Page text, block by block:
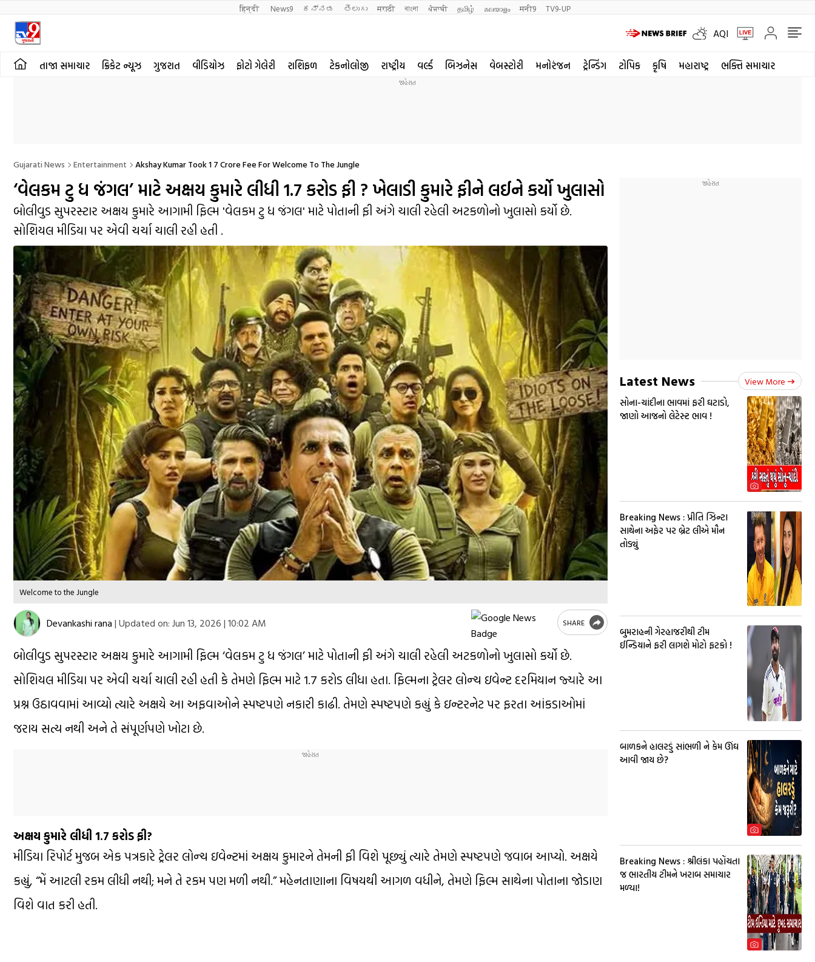
हिन्दी News9 ಕನ್ನಡ తెలుగు मराठी বাংলা ਪੰਜਾਬੀ தமிழ் മലയാളം मनी9 TV9-UP
AQI
તાજા સમાચાર ક્રિકેટ ન્યૂઝ ગુજરાત વીડિયોઝ ફોટો ગેલેરી રાશિફળ ટેકનોલોજી રાષ્ટ્રીય વર્લ્ડ બિઝનેસ વેબસ્ટોરી મનોરંજન ટ્રેન્ડિંગ ટોપિક કૃષિ મહારાષ્ટ્ર ભક્તિ સમાચાર
Gujarati News Entertainment Akshay Kumar Took 1 7 Crore Fee For Welcome To The Jungle
‘વેલકમ ટુ ધ જંગલ’ માટે અક્ષય કુમારે લીધી 1.7 કરોડ ફી ? ખેલાડી કુમારે ફીને લઈને કર્યો ખુલાસો
બોલીવુડ સુપરસ્ટાર અક્ષય કુમારે આગામી ફિલ્મ 'વેલકમ ટુ ધ જંગલ' માટે પોતાની ફી અંગે ચાલી રહેલી અટકળોનો ખુલાસો કર્યો છે.
સોશિયલ મીડિયા પર એવી ચર્ચા ચાલી રહી હતી .
Welcome to the Jungle
Devankashi rana | Updated on: Jun 13, 2026 | 10:02 AM SHARE
બોલીવુડ સુપરસ્ટાર અક્ષય કુમારે આગામી ફિલ્મ ‘વેલકમ ટુ ધ જંગલ’ માટે પોતાની ફી અંગે ચાલી રહેલી અટકળોનો ખુલાસો કર્યો છે.
સોશિયલ મીડિયા પર એવી ચર્ચા ચાલી રહી હતી કે તેમણે ફિલ્મ માટે ₹1.7 કરોડ લીધા હતા. ફિલ્મના ટ્રેલર લોન્ચ ઇવેન્ટ દરમિયાન જ્યારે આ
પ્રશ્ન ઉઠાવવામાં આવ્યો ત્યારે અક્ષયે આ અફવાઓને સ્પષ્ટપણે નકારી કાઢી. તેમણે સ્પષ્ટપણે કહ્યું કે ઇન્ટરનેટ પર ફરતા આંકડાઓમાં
જરાય સત્ય નથી અને તે સંપૂર્ણપણે ખોટા છે.
અક્ષય કુમારે લીધી 1.7 કરોડ ફી?
મીડિયા રિપોર્ટ મુજબ એક પત્રકારે ટ્રેલર લોન્ચ ઇવેન્ટમાં અક્ષય કુમારને તેમની ફી વિશે પૂછ્યું ત્યારે તેમણે સ્પષ્ટપણે જવાબ આપ્યો. અક્ષયે
કહ્યું, “મેં આટલી રકમ લીધી નથી; મને તે રકમ પણ મળી નથી.” મહેનતાણાના વિષયથી આગળ વધીને, તેમણે ફિલ્મ સાથેના પોતાના જોડાણ
વિશે વાત કરી હતી.
Latest News View More
સોના-ચાંદીના ભાવમાં ફરી ઘટાડો,
જાણો આજનો લેટેસ્ટ ભાવ !
Breaking News : પ્રીતિ ઝિન્ટા
સાથેના અફેર પર બ્રેટ લીએ મૌન
તોડ્યું
બુમરાહની ગેરહાજરીથી ટીમ
ઈન્ડિયાને ફરી લાગશે મોટો ફટકો !
બાળકને હાલરડું સાંભળી ને કેમ ઊંઘ
આવી જાય છે?
Breaking News : શ્રીલંકા પહોંચતા
જ ભારતીય ટીમને ખરાબ સમાચાર
મળ્યા!